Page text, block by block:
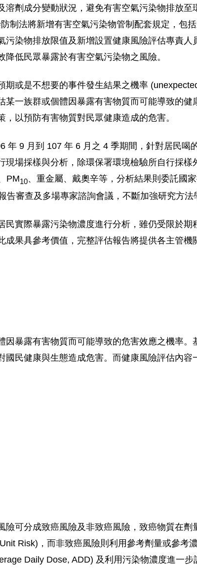
劑成分變動狀況，避免有害空氣污染物排放至
制法將新增有害空氣污染物管制配套規定，包
染物排放限值及新增設置健康風險評估專責人
低民眾暴露於有害空氣污染物之風險。
或是不想要的事件發生結果之機率
一族群或個體因暴露有害物質而可能導致的
以預防有害物質對民眾健康造成的危害。
年 9 月到 107 年 6 月之 4 季期間，針對居民喝
場採樣與分析，除環保署環境檢驗所自行採
PM10、重金屬、戴奧辛等，分析結果則委託國
審查及多場專家諮詢會議，不斷加強研究方法
實際暴露污染物濃度進行分析，雖仍受限於期
果具參考價值，完整評估報告將提供各主管
暴露有害物質而可能導致的危害效應之機率。
民健康與生態造成危害。而健康風險評估內容
可分成致癌風險及非致癌風險，致癌物質在
Risk)，而非致癌風險則利用參考劑量或參考
Daily Dose, ADD) 及利用污染物濃度進一